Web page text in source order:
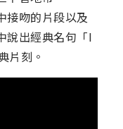
接吻的片段以及
說出經典名句「I
片刻。